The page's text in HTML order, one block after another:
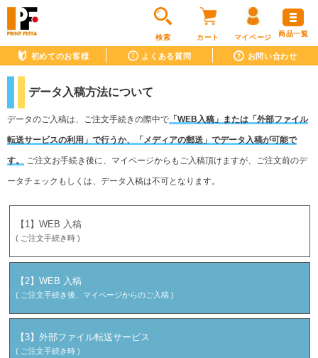
検索 カート マイページ
初めてのお客様 よくある質問 お問い合わせ
商品一覧
データ入稿方法について
データのご入稿は、ご注文手続きの際中で 「WEB入稿」または「外部ファイル
転送サービスの利用」で行うか、「メディアの郵送」でデータ入稿が可能で
す。 ご注文お手続き後に、マイページからもご入稿頂けますが、ご注文前のデ
ータチェックもしくは、データ入稿は不可となります。
【1】WEB 入稿
( ご注文手続き時 )
【2】WEB 入稿
( ご注文手続き後、マイページからのご入稿 )
【3】外部ファイル転送サービス
( ご注文手続き時 )